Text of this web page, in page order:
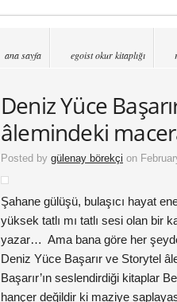
ana sayfa egoist okur kitaplığı
Deniz Yüce
âlemindeki
Posted by gülenay börekçi on
Şahane gülüşü, bulaşıcı hayat
yüksek tatlı mı tatlı sesi olan bir
yazar… Ama bana göre her
Deniz Yüce Başarır ve Storytel
Başarır’ın seslendirdiği kitaplar
hançer değildir ki maziye